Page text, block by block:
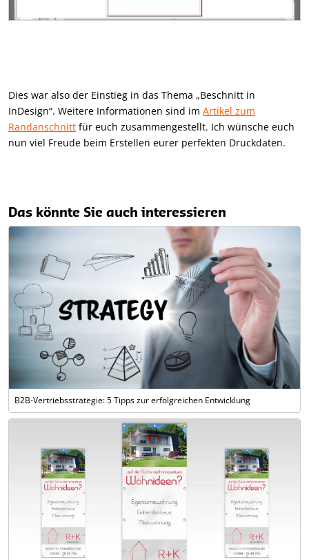
Dies war also der Einstieg in das Thema „Beschnitt in
InDesign“. Weitere Informationen sind im Artikel zum
Randanschnitt für euch zusammengestellt. Ich wünsche euch
nun viel Freude beim Erstellen eurer perfekten Druckdaten.
Das könnte Sie auch interessieren
B2B-Vertriebsstrategie: 5 Tipps zur erfolgreichen Entwicklung